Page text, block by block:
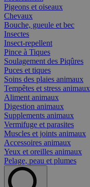
Pigeons et oiseaux
Chevaux
Bouche, gueule et bec
Insectes
Insect-repellent
Pince à Tiques
Soulagement des Piqûres
Puces et tiques
Soins des plaies animaux
Tempêtes et stress animaux
Aliment animaux
Digestion animaux
Supplements animaux
Vermifuge et parasites
Muscles et joints animaux
Accessoires animaux
Yeux et oreilles animaux
Pelage, peau et plumes